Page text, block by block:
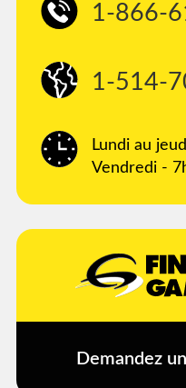
1-866-
1-514-
Lundi au
Vendredi -
Demandez